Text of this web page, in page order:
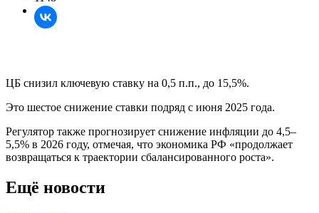
ЦБ снизил ключевую ставку на 0,5 п.п., до 15,5%.
Это шестое снижение ставки подряд с июня 2025 года.
Регулятор также прогнозирует снижение инфляции до 4,5–
5,5% в 2026 году, отмечая, что экономика РФ «продолжает
возвращаться к траектории сбалансированного роста».
Ещё новости